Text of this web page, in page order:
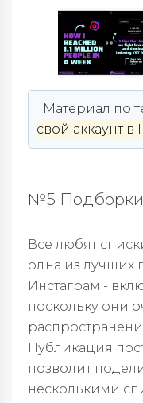
Материал по
свой аккаунт
№5 Подборки
Все любят
одна из лучших
Инстаграм -
поскольку они
Публикация
позволит
несколькими